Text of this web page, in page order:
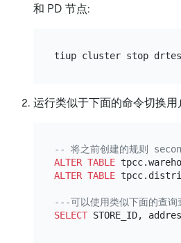
和 PD 节点:
运行类似于下面的命令切换
-- 将之前创建的规则
ALTER TABLE
ALTER TABLE tpcc.district
---可以使用类似下面的查
SELECT STORE_ID,